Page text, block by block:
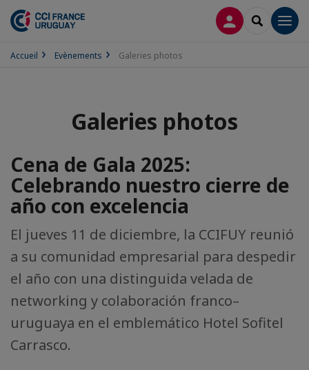
CONNEXION
Accueil Evènements Galeries photos
Galeries photos
Cena de Gala 2025:
Celebrando nuestro cierre de
año con excelencia
El jueves 11 de diciembre, la CCIFUY reunió
a su comunidad empresarial para despedir
el año con una distinguida velada de
networking y colaboración franco–
uruguaya en el emblemático Hotel Sofitel
Carrasco.